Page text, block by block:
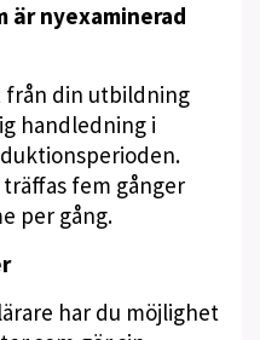
är nyexaminerad
från din utbildning
handledning i
fem gånger
per gång.
har du möjlighet